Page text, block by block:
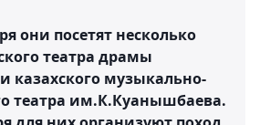
они посетят несколько
театра драмы
казахского музыкально-
театра им.К.Куанышбаева.